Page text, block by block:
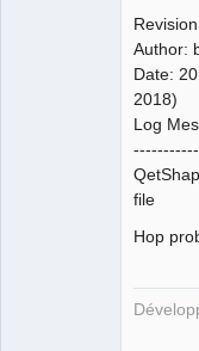
Author:
Date:
2018)
Log
-----------
file
Hop